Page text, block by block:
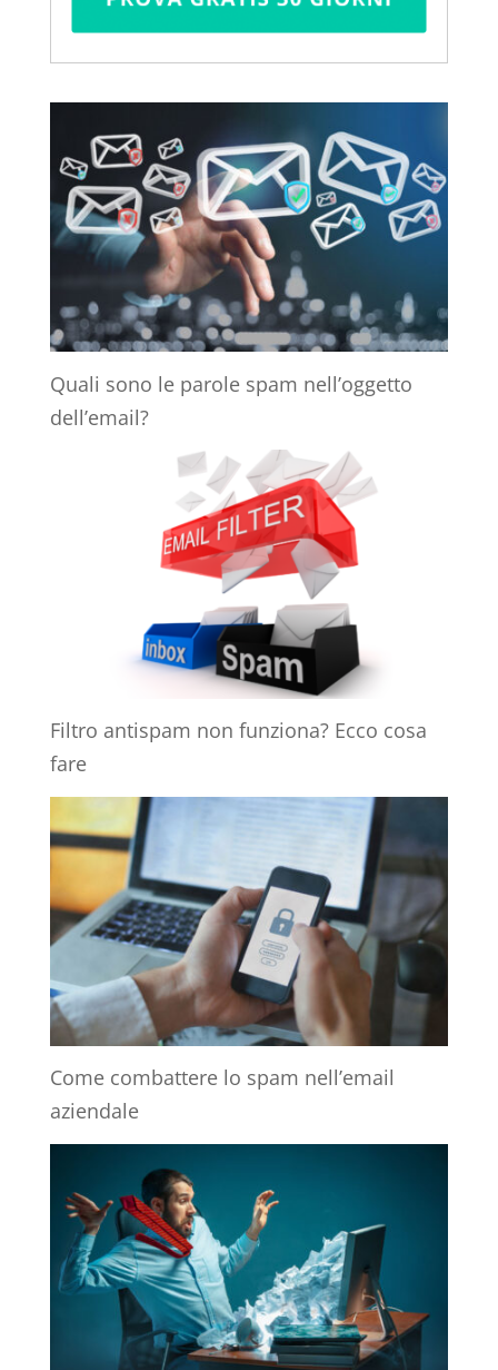
Quali sono le parole spam nell’oggetto
dell’email?
Filtro antispam non funziona? Ecco cosa
fare
Come combattere lo spam nell’email
aziendale